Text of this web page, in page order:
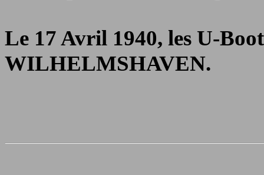
Le 17 Avril 1940, les U-
WILHELMSHAVEN.